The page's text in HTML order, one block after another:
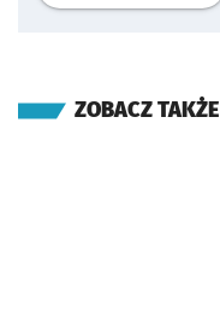
ZOBACZ TAKŻE